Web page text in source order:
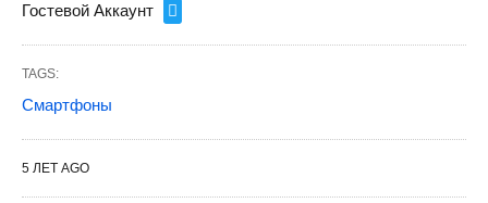
Гостевой Аккаунт
TAGS:
Смартфоны
5 ЛЕТ AGO